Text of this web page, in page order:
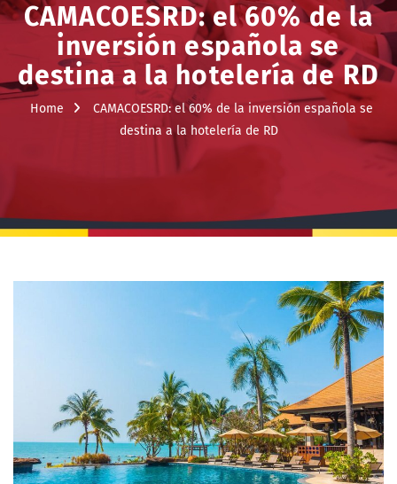
CAMACOESRD: el 60% de la
inversión española se
destina a la hotelería de RD
Home
CAMACOESRD: el 60% de la inversión española se
destina a la hotelería de RD